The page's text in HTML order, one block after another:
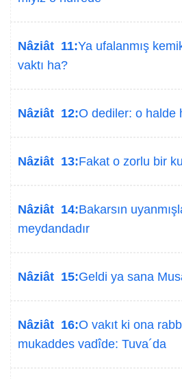
Nâziât 11:Ya ufalanmış
vaktı ha?
Nâziât 12:O dediler: o halde
Nâziât 13:Fakat o zorlu bir
Nâziât 14:Bakarsın
meydandadır
Nâziât 15:Geldi ya sana
Nâziât 16:O vakıt ki ona
mukaddes vadîde: Tuva´da